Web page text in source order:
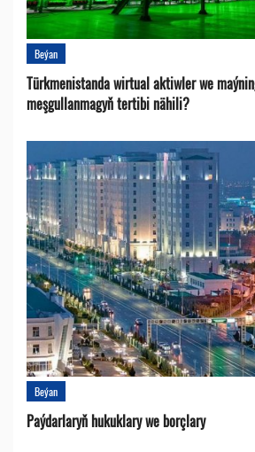
Beýan
Türkmenistanda wirtual aktiwler we
meşgullanmagyň tertibi nähili?
Beýan
Paýdarlaryň hukuklary we bоrçlary